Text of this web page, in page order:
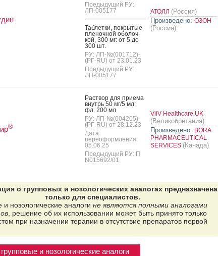
Предыдущий РУ:
ЛП-005177
Таб­летки, пок­ры­тые
пле­ноч­ной обо­лоч­
кой, 300 мг: от 5 до
300 шт.
РУ: ЛП-№(001712)-
(РГ-RU) от 23.01.23
Предыдущий РУ:
ЛП-005177
АТОЛЛ (Россия)
Произведено: ОЗОН
(Россия)
®
Рас­твор для при­ема
внутрь 50 мг/5 мл:
фл. 200 мл
РУ: ЛП-№(004205)-
(РГ-RU) от 28.12.23
Дата
переоформления:
05.06.25
Предыдущий РУ: П
N015692/01
ViiV Healthcare UK
(Великобритания)
Произведено: BORA
PHARMACEUTICAL
SERVICES (Канада)
о групповых и нозологических аналогах предназначена
только для специалистов.
и нозологические аналоги не являются полными аналогами
, решение об их использовании может быть принято только
при назначении терапии в отсутствие препаратов первой
и нозологические аналоги